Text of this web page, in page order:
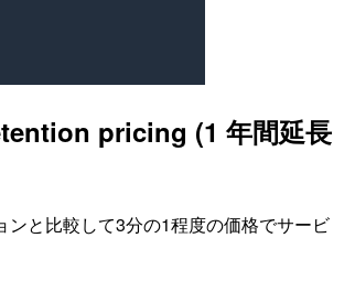
pricing (1 年間延長
と比較して3分の1程度の価格でサービ